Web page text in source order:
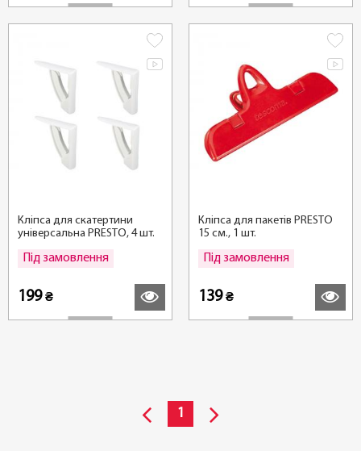
Кліпса для скатертини
універсальна PRESTO, 4 шт.
Під замовлення
199₴
Детальніше
Кліпса для пакетів PRESTO
15 см., 1 шт.
Під замовлення
139₴
1